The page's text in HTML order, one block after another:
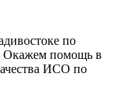
по
Окажем помощь в
ИСО по